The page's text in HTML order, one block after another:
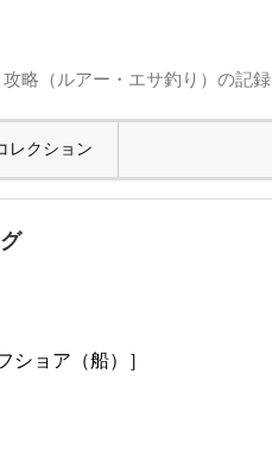
略（ルアー・エサ釣り）の記録
レクション
ショア（船）
］